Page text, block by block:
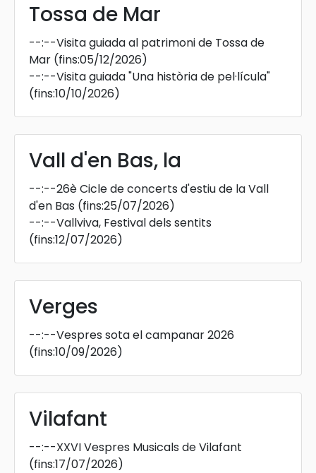
Tossa de Mar
--:--Visita guiada al patrimoni de Tossa de
Mar (fins:05/12/2026)
--:--Visita guiada "Una història de pel·lícula"
(fins:10/10/2026)
Vall d'en Bas, la
--:--26è Cicle de concerts d'estiu de la Vall
d'en Bas (fins:25/07/2026)
--:--Vallviva, Festival dels sentits
(fins:12/07/2026)
Verges
--:--Vespres sota el campanar 2026
(fins:10/09/2026)
Vilafant
--:--XXVI Vespres Musicals de Vilafant
(fins:17/07/2026)